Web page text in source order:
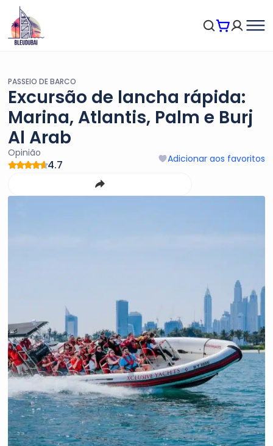
PASSEIO DE BARCO
Excursão de lancha rápida:
Marina, Atlantis, Palm e Burj
Al Arab
Opinião
4.7 Adicionar aos favoritos